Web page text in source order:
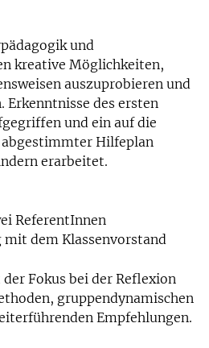
und
kreative Möglichkeiten,
auszuprobieren und
Erkenntnisse des ersten
und ein auf die
abgestimmter Hilfeplan
erarbeitet.
ReferentInnen
mit dem Klassenvorstand
Fokus bei der Reflexion
gruppendynamischen
Empfehlungen.